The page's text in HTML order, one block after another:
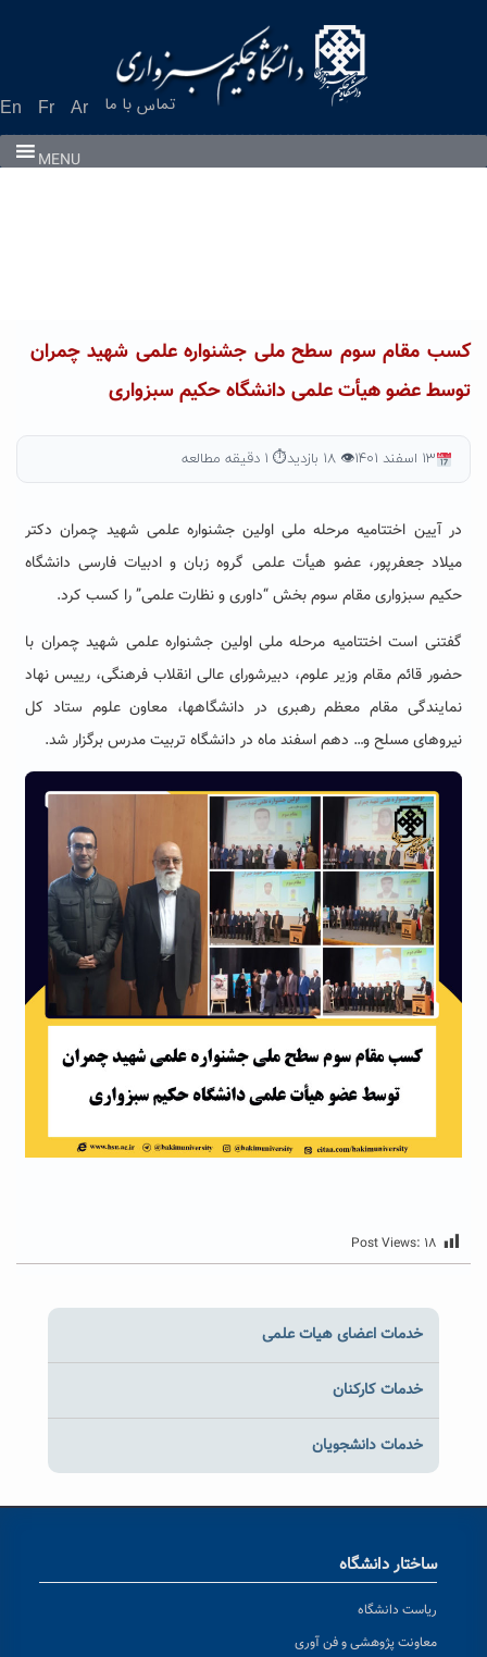
En Fr Ar تماس با ما
MENU
کسب مقام سوم سطح ملی جشنواره علمی شهید چمران
توسط عضو هیأت علمی دانشگاه حکیم سبزواری
۱۳ اسفند ۱۴۰۱ 👁 ۱۸ بازدید ⏱ ۱ دقیقه مطالعه
در آیین اختتامیه مرحله ملی اولین جشنواره علمی شهید چمران دکتر
میلاد جعفرپور، عضو هیأت علمی گروه زبان و ادبیات فارسی دانشگاه
حکیم سبزواری مقام سوم بخش “داوری و نظارت علمی” را کسب کرد.
گفتنی است اختتامیه مرحله ملی اولین جشنواره علمی شهید چمران با
حضور قائم مقام وزیر علوم، دبیرشورای عالی انقلاب فرهنگی،‌ رییس نهاد
نمایندگی مقام معظم رهبری در دانشگاهها، ‌معاون علوم ستاد کل
نیروهای مسلح و… دهم اسفند ماه در دانشگاه تربیت مدرس برگزار شد.
Post Views: ۱۸
خدمات اعضای هیات علمی
خدمات کارکنان
خدمات دانشجویان
ساختار دانشگاه
ریاست دانشگاه
معاونت پژوهشی و فن آوری